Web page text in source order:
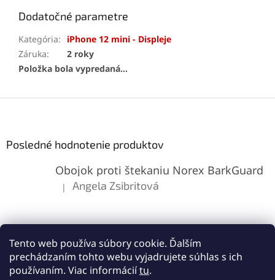
Tento web používa súbory cookie. Ďalším
prechádzaním tohto webu vyjadrujete súhlas s ich
používaním. Viac informáciítu.
Dodatočné parametre
Kategória:
iPhone 12 mini - Displeje
Záruka:
2 roky
Položka bola vypredaná…
Posledné hodnotenie produktov
Obojok proti štekaniu Norex BarkGuard
Hodnotenie produktu je 5 z 5 hviezdičiek.
| Angela Zsibritová